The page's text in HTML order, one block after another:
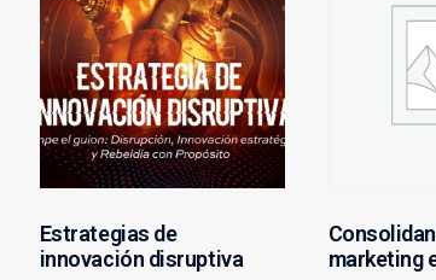
Estrategias de
innovación disruptiva
marketing